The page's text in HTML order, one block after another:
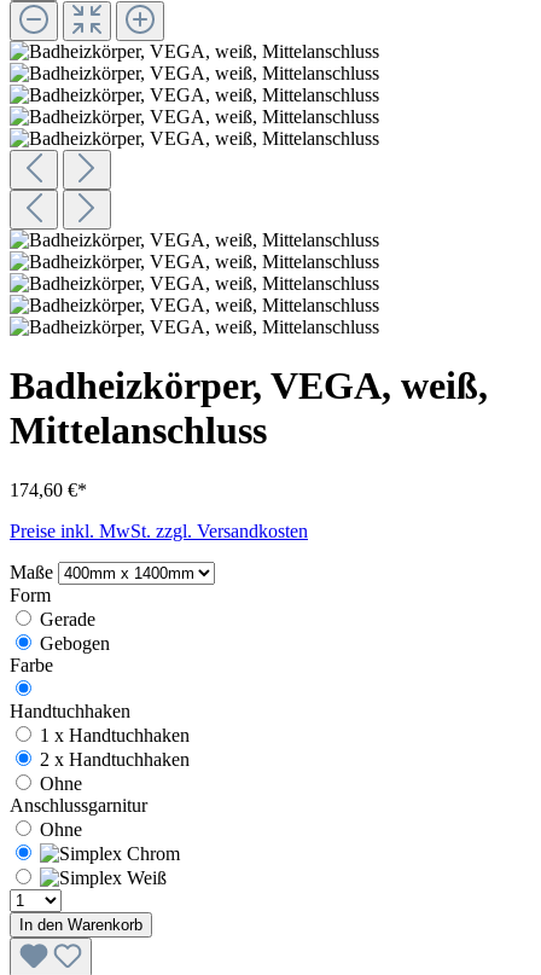
Badheizkörper, VEGA, weiß,
Mittelanschluss
174,60 €*
Preise inkl. MwSt. zzgl. Versandkosten
Maße
Form
Gerade
Gebogen
Farbe
Handtuchhaken
1 x Handtuchhaken
2 x Handtuchhaken
Ohne
Anschlussgarnitur
Ohne
In den Warenkorb